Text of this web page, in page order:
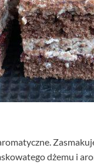
dżemu i